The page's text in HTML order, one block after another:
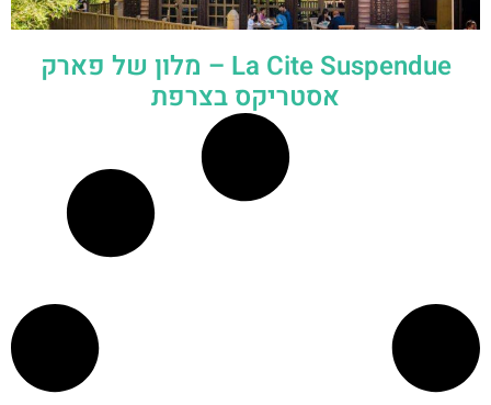
La Cite Suspendue – מלון של פארק
אסטריקס בצרפת